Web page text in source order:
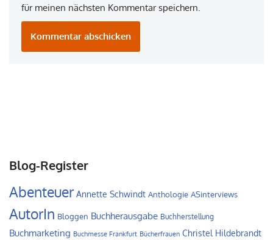
für meinen nächsten Kommentar speichern.
Blog-Register
Abenteuer Annette Schwindt Anthologie ASinterviews
AutorIn Bloggen Buchherausgabe Buchherstellung
Buchmarketing Buchmesse Frankfurt Bücherfrauen Christel Hildebrandt